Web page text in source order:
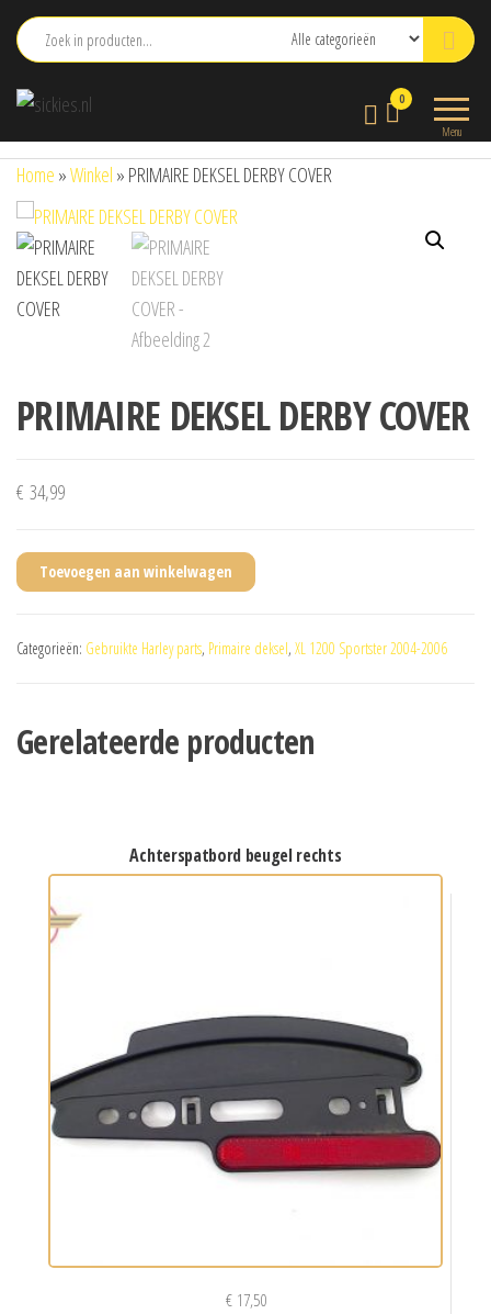
naar
inhoud
Menu
0
Home »Winkel » PRIMAIRE DEKSEL DERBY COVER
PRIMAIRE DEKSEL DERBY COVER
€ 34,99
Toevoegen aan winkelwagen
Categorieën: Gebruikte Harley parts, Primaire deksel, XL 1200 Sportster 2004-2006
Gerelateerde producten
achterspatbord beugel rechts
€17,50